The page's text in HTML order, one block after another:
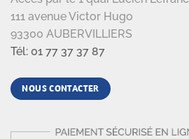
111 avenue Victor Hugo
93300 AUBERVILLIERS
Tél: 01 77 37 37 87
NOUS CONTACTER